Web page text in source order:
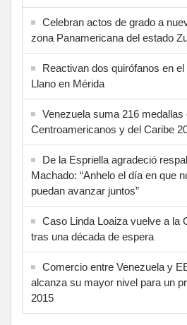
Celebran actos de grado a
zona Panamericana del estado
Reactivan dos quirófanos en
Llano en Mérida
Venezuela suma 216 medallas
Centroamericanos y del Caribe
De la Espriella agradeció
Machado: “Anhelo el día en que
puedan avanzar juntos”
Caso Linda Loaiza vuelve a la
tras una década de espera
Comercio entre Venezuela y
alcanza su mayor nivel para un
2015